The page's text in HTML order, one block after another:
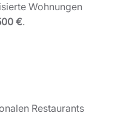
Wohnungen
€.
Restaurants